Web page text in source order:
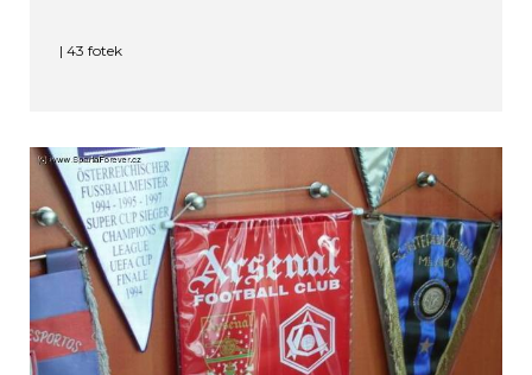
| 43 fotek